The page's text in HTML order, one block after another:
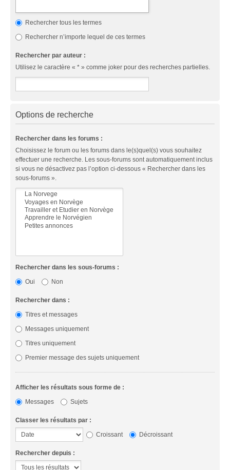
Rechercher tous les termes
Rechercher n’importe lequel de ces termes
Rechercher par auteur :
Utilisez le caractère « * » comme joker pour des recherches partielles.
Options de recherche
Rechercher dans les forums :
Choisissez le forum ou les forums dans le(s)quel(s) vous souhaitez
effectuer une recherche. Les sous-forums sont automatiquement inclus
si vous ne désactivez pas l’option ci-dessous « Rechercher dans les
sous-forums ».
Rechercher dans les sous-forums :
Oui
Non
Rechercher dans :
Titres et messages
Messages uniquement
Titres uniquement
Premier message des sujets uniquement
Afficher les résultats sous forme de :
Messages
Sujets
Classer les résultats par :
Croissant
Décroissant
Rechercher depuis :